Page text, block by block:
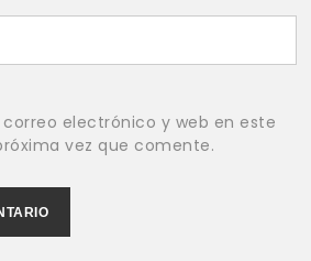
electrónico y web en este
vez que comente.